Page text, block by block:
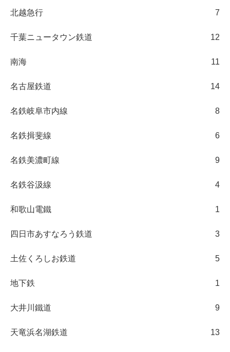
北越急行 7
千葉ニュータウン鉄道 12
南海 11
名古屋鉄道 14
名鉄岐阜市内線 8
名鉄揖斐線 6
名鉄美濃町線 9
名鉄谷汲線 4
和歌山電鐵 1
四日市あすなろう鉄道 3
土佐くろしお鉄道 5
地下鉄 1
大井川鐵道 9
天竜浜名湖鉄道 13